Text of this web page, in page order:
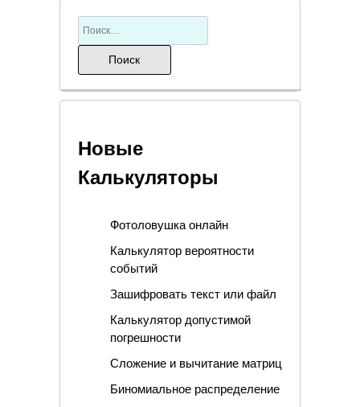
Новые
Калькуляторы
Фотоловушка онлайн
Калькулятор вероятности
событий
Зашифровать текст или файл
Калькулятор допустимой
погрешности
Сложение и вычитание матриц
Биномиальное распределение